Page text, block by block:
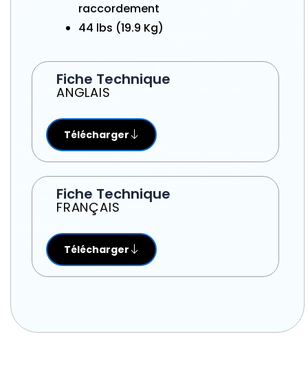
raccordement
44 lbs (19.9 Kg)
Fiche Technique
ANGLAIS
Télécharger
Fiche Technique
FRANÇAIS
Télécharger